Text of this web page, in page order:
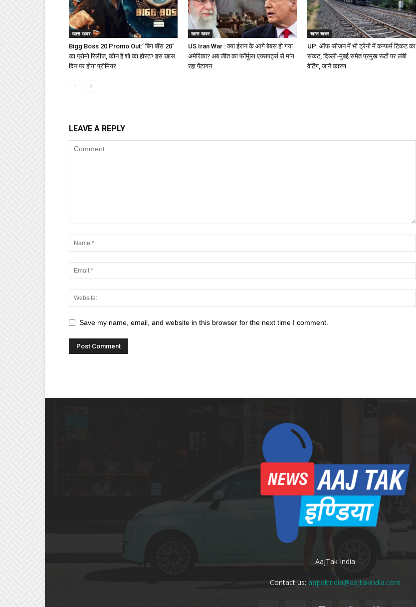
खास खबर
Bigg Boss 20 Promo Out:’ बिग बॉस 20′
का प्रोमो रिलीज, कौन है शो का होस्ट? इस खास
दिन पर होगा प्रीमियर
खास खबर
US Iran War : क्या ईरान के आगे बेबस हो गया
अमेरिका? अब जीत का फॉर्मूला एक्सपर्ट्स से मांग
रहा पेंटागन
खास खबर
UP: ऑफ सीजन में भी ट्रेनों में कन्फर्म टिकट का
संकट, दिल्ली-मुंबई समेत प्रमुख रूटों पर लंबी
वेटिंग, जानें कारण
LEAVE A REPLY
Save my name, email, and website in this browser for the next time I comment.
AajTak India
Contact us: aajtakindia@aajtakindia.com